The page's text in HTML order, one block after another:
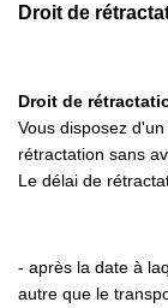
Droit de
Droit de
Vous disposez
rétractation sans
Le délai de
- après la date à
autre que le